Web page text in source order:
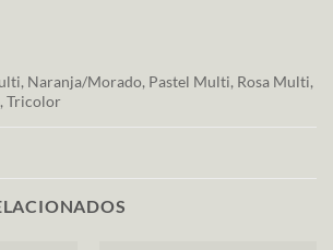
Naranja/Morado, Pastel Multi, Rosa Multi,
Tricolor